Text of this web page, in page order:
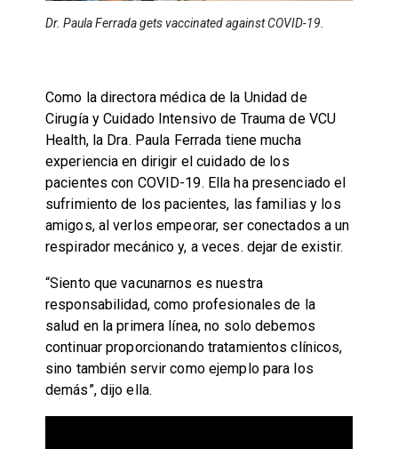
Dr. Paula Ferrada gets vaccinated against COVID-19.
Como la directora médica de la Unidad de
Cirugía y Cuidado Intensivo de Trauma de VCU
Health, la Dra. Paula Ferrada tiene mucha
experiencia en dirigir el cuidado de los
pacientes con COVID-19. Ella ha presenciado el
sufrimiento de los pacientes, las familias y los
amigos, al verlos empeorar, ser conectados a un
respirador mecánico y, a veces. dejar de existir.
“Siento que vacunarnos es nuestra
responsabilidad, como profesionales de la
salud en la primera línea, no solo debemos
continuar proporcionando tratamientos clínicos,
sino también servir como ejemplo para los
demás”, dijo ella.